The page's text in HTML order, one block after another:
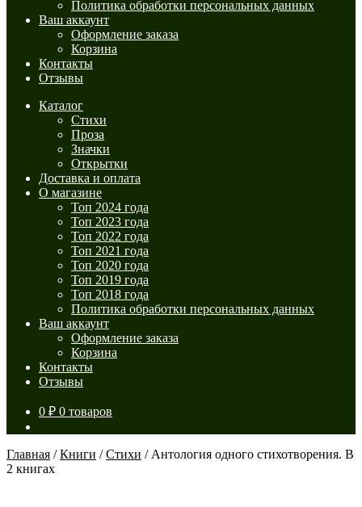
Политика обработки персональных данных
Ваш аккаунт
Оформление заказа
Корзина
Контакты
Отзывы
Каталог
Стихи
Проза
Значки
Открытки
Доставка и оплата
О магазине
Топ 2024 года
Топ 2023 года
Топ 2022 года
Топ 2021 года
Топ 2020 года
Топ 2019 года
Топ 2018 года
Политика обработки персональных данных
Ваш аккаунт
Оформление заказа
Корзина
Контакты
Отзывы
0 ₽ 0 товаров
Главная /Книги /Стихи / Антология одного стихотворения. В
2 книгах